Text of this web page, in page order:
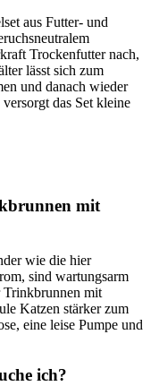
aus Futter- und
Trockenfutter nach,
lässt sich zum
und danach wieder
das Set kleine
mit
wie die hier
sind wartungsarm
Trinkbrunnen mit
Katzen stärker zum
eine leise Pumpe und
ich?